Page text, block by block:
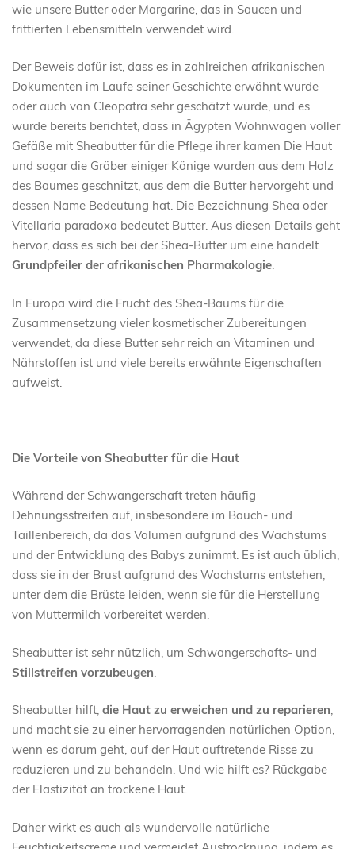
wie unsere Butter oder Margarine, das in Saucen und
frittierten Lebensmitteln verwendet wird.
Der Beweis dafür ist, dass es in zahlreichen afrikanischen
Dokumenten im Laufe seiner Geschichte erwähnt wurde
oder auch von Cleopatra sehr geschätzt wurde, und es
wurde bereits berichtet, dass in Ägypten Wohnwagen voller
Gefäße mit Sheabutter für die Pflege ihrer kamen Die Haut
und sogar die Gräber einiger Könige wurden aus dem Holz
des Baumes geschnitzt, aus dem die Butter hervorgeht und
dessen Name Bedeutung hat. Die Bezeichnung Shea oder
Vitellaria paradoxa bedeutet Butter. Aus diesen Details geht
hervor, dass es sich bei der Shea-Butter um eine handelt
Grundpfeiler der afrikanischen Pharmakologie.
In Europa wird die Frucht des Shea-Baums für die
Zusammensetzung vieler kosmetischer Zubereitungen
verwendet, da diese Butter sehr reich an Vitaminen und
Nährstoffen ist und viele bereits erwähnte Eigenschaften
aufweist.
Die Vorteile von Sheabutter für die Haut
Während der Schwangerschaft treten häufig
Dehnungsstreifen auf, insbesondere im Bauch- und
Taillenbereich, da das Volumen aufgrund des Wachstums
und der Entwicklung des Babys zunimmt. Es ist auch üblich,
dass sie in der Brust aufgrund des Wachstums entstehen,
unter dem die Brüste leiden, wenn sie für die Herstellung
von Muttermilch vorbereitet werden.
Sheabutter ist sehr nützlich, um Schwangerschafts- und
Stillstreifen vorzubeugen
Sheabutter hilft, die Haut zu erweichen und zu reparieren,
und macht sie zu einer hervorragenden natürlichen Option,
wenn es darum geht, auf der Haut auftretende Risse zu
reduzieren und zu behandeln. Und wie hilft es? Rückgabe
der Elastizität an trockene Haut.
Daher wirkt es auch als wundervolle natürliche